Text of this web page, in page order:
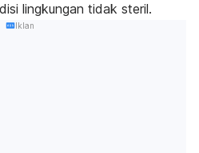
lingkungan tidak steril.
Iklan